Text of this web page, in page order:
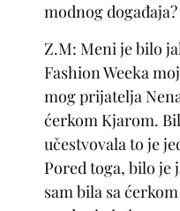
modnog događaja?
Z.M: Meni je bilo
Fashion Weeka
mog prijatelja
ćerkom Kjarom.
učestvovala to je
Pored toga, bilo je
sam bila sa